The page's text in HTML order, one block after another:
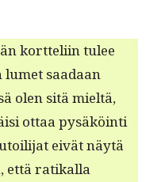
kort­teli­in tulee
saadaan
olen sitä mieltä,
ottaa pysäköin­ti
eivät näytä
että ratikalla